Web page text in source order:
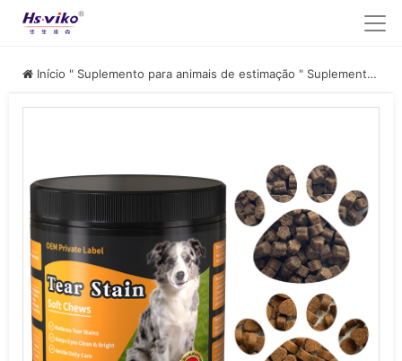
Início " Suplemento para animais de estimação " Suplemento nutricional para animais de estimação